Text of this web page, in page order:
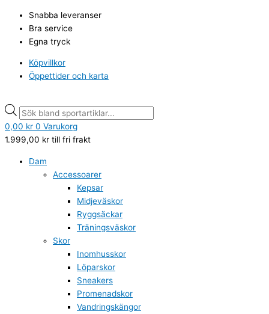
innehåll
Snabba leveranser
Bra service
Egna tryck
Köpvillkor
Öppettider och karta
search
0,00 kr 0 Varukorg
1.999,00 kr till fri frakt
Dam
Accessoarer
Kepsar
Midjeväskor
Ryggsäckar
Träningsväskor
Skor
Inomhusskor
Löparskor
Sneakers
Promenadskor
Vandringskängor
search
Traa,
Rothe
Headband,
mängd